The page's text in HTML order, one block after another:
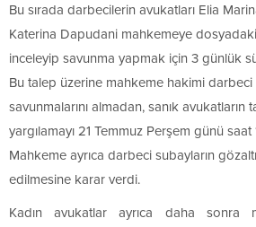
Bu sırada darbecilerin avukatları Elia
Katerina Dapudani mahkemeye
inceleyip savunma yapmak için 3 günlük
Bu talep üzerine mahkeme hakimi darbeci
savunmalarını almadan, sanık
yargılamayı 21 Temmuz Perşem günü saat
Mahkeme ayrıca darbeci subayların
edilmesine karar verdi.
Kadın avukatlar ayrıca daha sonra